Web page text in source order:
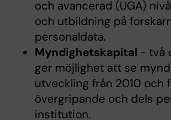
och avancerad (UGA)
och utbildning på
personaldata.
Myndighetskapital - två
ger möjlighet att se
utveckling från 2010 och
övergripande och dels
institution.